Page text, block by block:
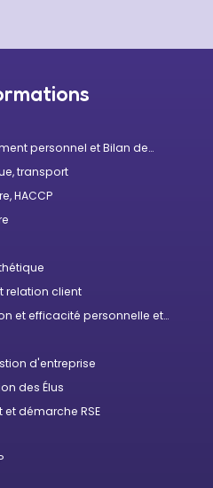
personnel et Bilan de
transport
HACCP
relation client
et efficacité personnelle et
d'entreprise
des Élus
démarche RSE